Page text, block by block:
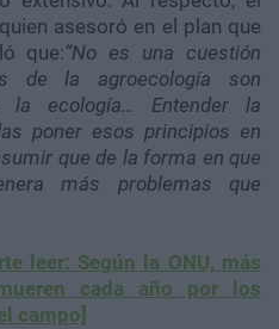
asesoró en el plan que
que:“No es una cuestión
de la agroecología son
ecología… Entender la
poner esos principios en
que de la forma en que
más problemas que
leer: Según la ONU, más
cada año por los
campo]